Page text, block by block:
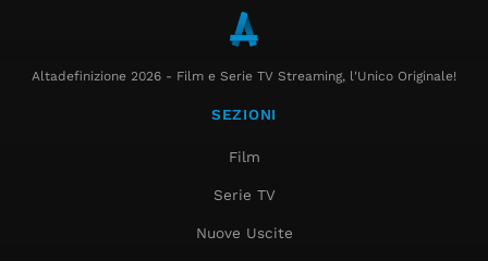
Altadefinizione 2026 - Film e Serie TV Streaming, l'Unico Originale!
SEZIONI
Film
Serie TV
Nuove Uscite